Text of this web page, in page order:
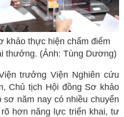
khảo thực hiện chấm điểm
thưởng. (Ảnh: Tùng Dương)
trưởng Viện Nghiên cứu
Chủ tịch Hội đồng Sơ khảo
năm nay có nhiều chuyển
hơn năng lực triển khai, tư